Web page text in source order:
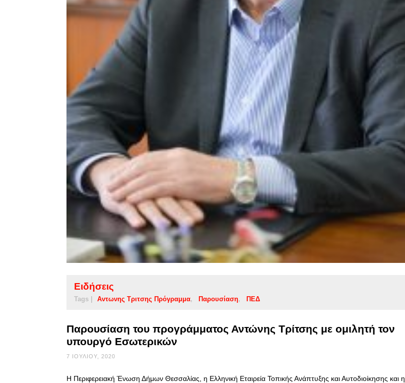
Ειδήσεις
Tags | Αντωνης Τριτσης Πρόγραμμα Παρουσίαση ΠΕΔ
Παρουσίαση του προγράμματος Αντώνης Τρίτσης με ομιλητή τον
υπουργό Εσωτερικών
7 ΙΟΥΛΊΟΥ, 2020
Η Περιφερειακή Ένωση Δήμων Θεσσαλίας, η Ελληνική Εταιρεία Τοπικής Ανάπτυξης και Αυτοδιοίκησης και η